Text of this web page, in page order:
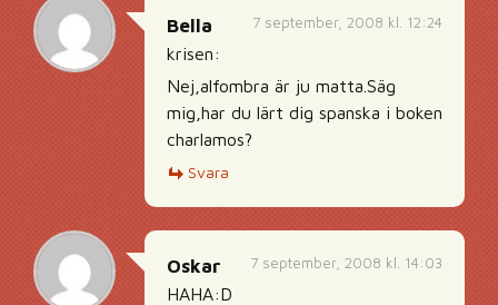
7 september, 2008 kl. 12:24
Bella
krisen:
Nej,alfombra är ju matta.Säg
mig,har du lärt dig spanska i boken
charlamos?
Svara
7 september, 2008 kl. 14:03
Oskar
HAHA:D